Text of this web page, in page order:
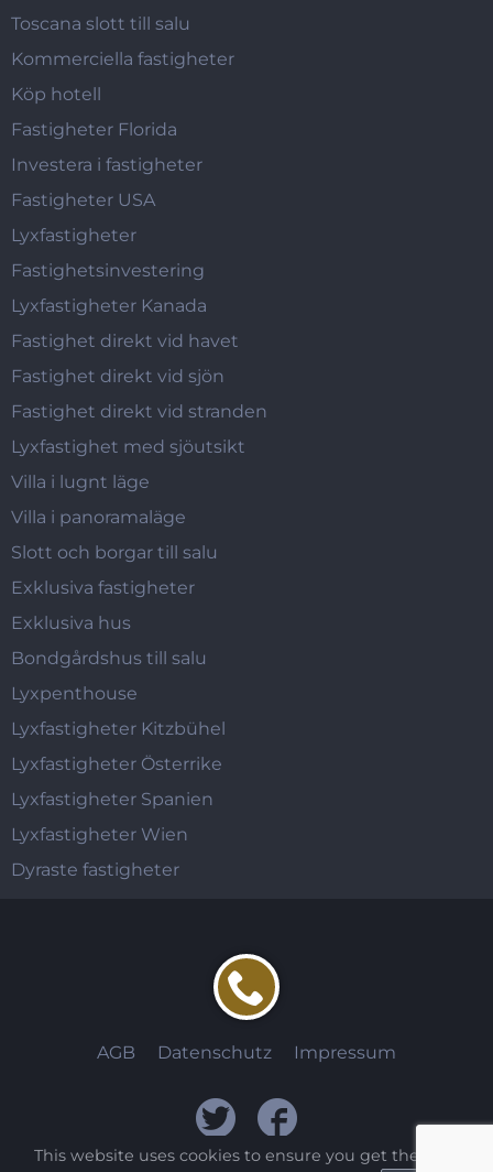
Toscana slott till salu
Kommerciella fastigheter
Köp hotell
Fastigheter Florida
Investera i fastigheter
Fastigheter USA
Lyxfastigheter
Fastighetsinvestering
Lyxfastigheter Kanada
Fastighet direkt vid havet
Fastighet direkt vid sjön
Fastighet direkt vid stranden
Lyxfastighet med sjöutsikt
Villa i lugnt läge
Villa i panoramaläge
Slott och borgar till salu
Exklusiva fastigheter
Exklusiva hus
Bondgårdshus till salu
Lyxpenthouse
Lyxfastigheter Kitzbühel
Lyxfastigheter Österrike
Lyxfastigheter Spanien
Lyxfastigheter Wien
Dyraste fastigheter
AGB Datenschutz Impressum
This website uses cookies to ensure you get the best